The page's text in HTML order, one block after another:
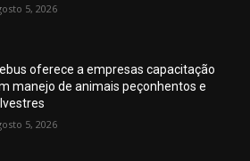
5, 2026
oferece a empresas capacitação
manejo de animais peçonhentos e
5, 2026